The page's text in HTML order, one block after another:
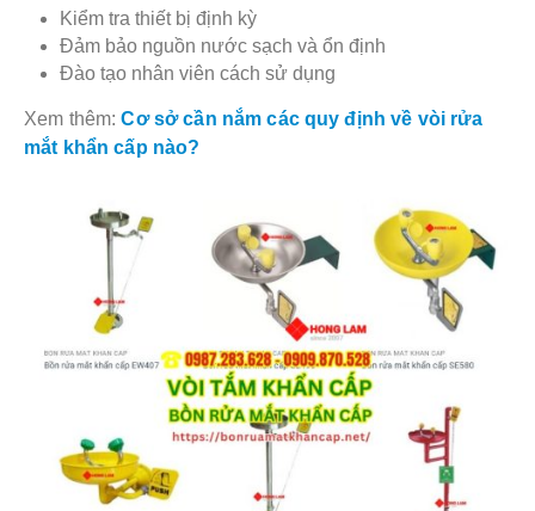
Kiểm tra thiết bị định kỳ
Đảm bảo nguồn nước sạch và ổn định
Đào tạo nhân viên cách sử dụng
Xem thêm:Cơ sở cần nắm các quy định về vòi rửa
mắt khẩn cấp nào?